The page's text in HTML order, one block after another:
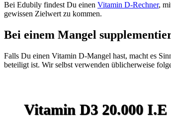
Bei Edubily findest Du einen Vitamin D-Rechner,
gewissen Zielwert zu kommen.
Bei einem Mangel
Falls Du einen Vitamin D-Mangel hast, macht es
beteiligt ist. Wir selbst verwenden üblicherweise
Vitamin D3 20.000